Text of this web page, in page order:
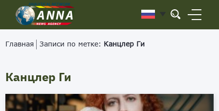
Главная Записи по метке: Канцлер Ги
Канцлер Ги